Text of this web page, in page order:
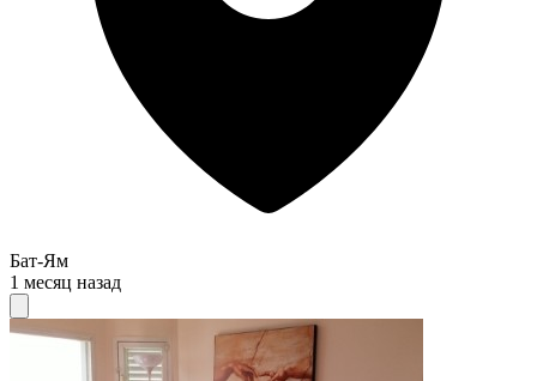
Бат-Ям
1 месяц назад